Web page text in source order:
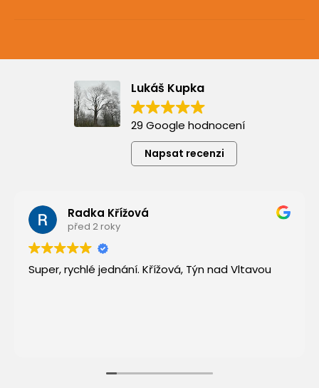
Lukáš Kupka
29 Google hodnocení
Napsat recenzi
Radka Křížová
před 2 roky
Super, rychlé jednání. Křížová, Týn nad Vltavou